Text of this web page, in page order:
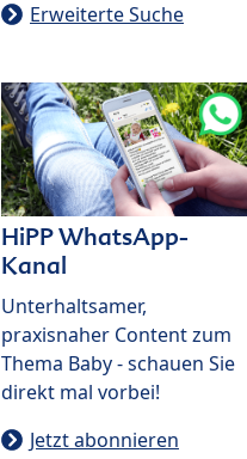
Erweiterte Suche
HiPP WhatsApp-
Kanal
Unterhaltsamer,
praxisnaher Content zum
Thema Baby - schauen Sie
direkt mal vorbei!
Jetzt abonnieren